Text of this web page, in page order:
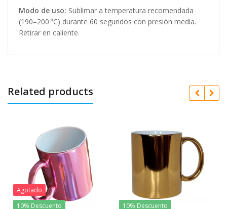
Modo de uso: Sublimar a temperatura recomendada
(190–200 °C) durante 60 segundos con presión media.
Retirar en caliente.
Related products